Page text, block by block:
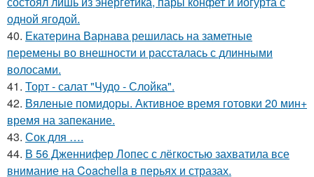
одной ягодой.
40. Екатерина Варнава решилась на заметные
перемены во внешности и рассталась с длинными
волосами.
41. Торт - салат "Чудо - Слойка".
42. Вяленые помидоры. Активное время готовки 20 мин+
время на запекание.
43. Сок для ….
44. В 56 Дженнифер Лопес с лёгкостью захватила все
внимание на Coachella в перьях и стразах.